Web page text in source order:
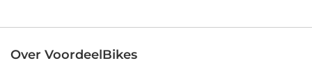
Over VoordeelBikes